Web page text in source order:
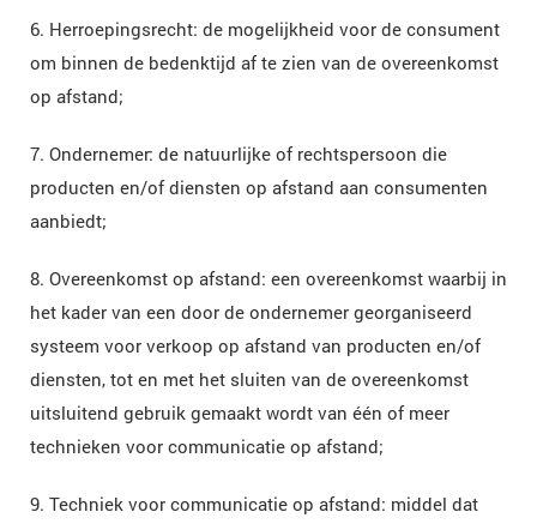
6. Herroepingsrecht: de mogelijkheid voor de consument
om binnen de bedenktijd af te zien van de overeenkomst
op afstand;
7. Ondernemer: de natuurlijke of rechtspersoon die
producten en/of diensten op afstand aan consumenten
aanbiedt;
8. Overeenkomst op afstand: een overeenkomst waarbij in
het kader van een door de ondernemer georganiseerd
systeem voor verkoop op afstand van producten en/of
diensten, tot en met het sluiten van de overeenkomst
uitsluitend gebruik gemaakt wordt van één of meer
technieken voor communicatie op afstand;
9. Techniek voor communicatie op afstand: middel dat